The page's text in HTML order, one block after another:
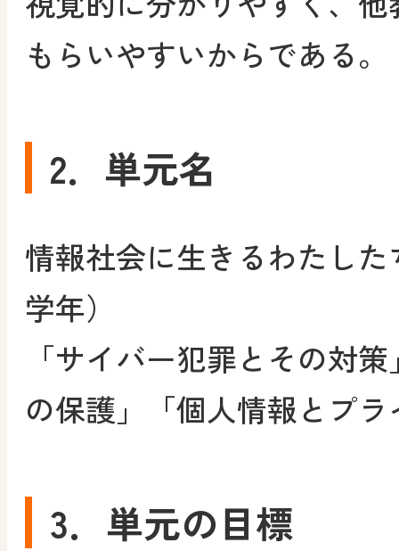
もらいやすいからである。
2．単元名
情報社会に生きるわたし
学年）
「サイバー犯罪とその対
の保護」「個人情報とプ
3．単元の目標